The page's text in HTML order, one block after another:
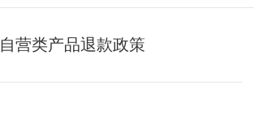
自营类产品退款政策